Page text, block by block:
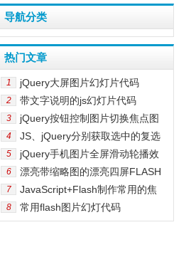
导航分类
热门文章
1 jQuery大屏图片幻灯片代码
2 带文字说明的js幻灯片代码
3 jQuery按钮控制图片切换焦点图
4 JS、jQuery分别获取选中的复选
5 jQuery手机图片全屏滑动轮播效
6 漂亮带缩略图的漂亮四屏FLASH
7 JavaScript+Flash制作常用的焦
8 常用flash图片幻灯代码